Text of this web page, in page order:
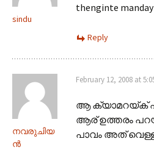
sindu
thenginte
Reply
നവരുചിയ
ന്‍
February 12, 2008 at
ആ ക്യാമറയ്ക്
ആര് ഉത്തരം
പാവം അത്